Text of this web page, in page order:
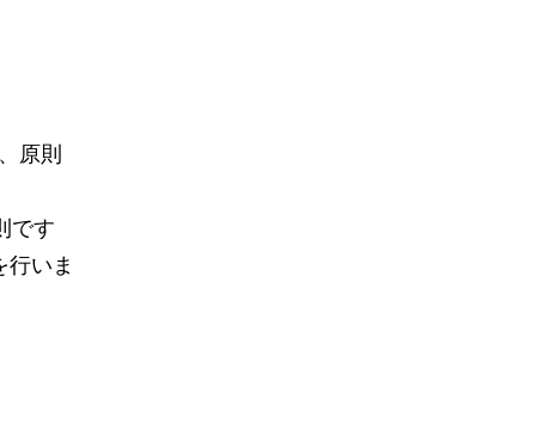
原則
です
いま